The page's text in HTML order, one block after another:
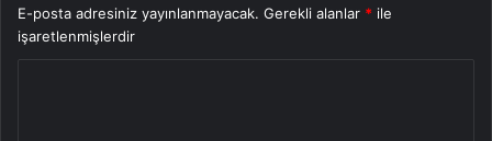
E-posta adresiniz yayınlanmayacak. Gerekli alanlar * ile
işaretlenmişlerdir